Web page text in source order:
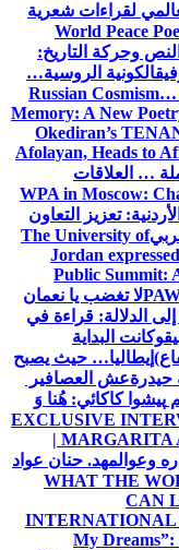
لقراءات شعرية
World Peace
وحركة التاريخ:
الكونية الروسية…
Russian Cosmism…
Memory: A New
Okediran’s
Afolayan, Heads to
… العلاقات
WPA in Moscow:
تعزيز التعاون
The University of
Jordan
Public Summit:
لا تغضب يا نعمان
الدلالة: قراءة في
وكانت البداية
إيطاليا… حيث يصبح
حيدرةعش العصافير
پیشوا کاکائي: هُنا وَ
EXCLUSIVE
| MARGARITA
وعوالمهد. حنان عواد
WHAT THE
CAN
INTERNATIONAL
My Dreams”: